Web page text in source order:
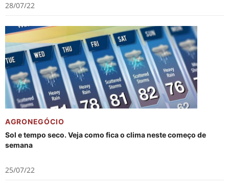
28/07/22
AGRONEGÓCIO
Sol e tempo seco. Veja como fica o clima neste começo de
semana
25/07/22